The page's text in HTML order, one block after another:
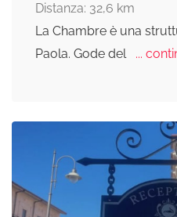
Distanza: 32,6 km
La Chambre è una
Paola. Gode del
...